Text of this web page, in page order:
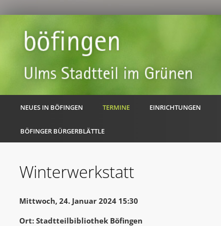
NEUES IN BÖFINGEN TERMINE EINRICHTUNGEN
BÖFINGER BÜRGERBLÄTTLE
Winterwerkstatt
Mittwoch, 24. Januar 2024 15:30
Ort: Stadtteilbibliothek Böfingen